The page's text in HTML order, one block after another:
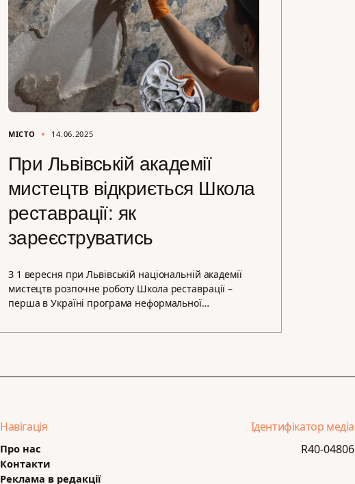
МІСТО 14.06.2025
При Львівській академії
мистецтв відкриється Школа
реставрації: як
зареєструватись
З 1 вересня при Львівській національній академії
мистецтв розпочне роботу Школа реставрації –
перша в Україні програма неформальної…
Навігація
Про нас
Контакти
Реклама в редакції
Ідентифікатор медіа
R40-04806